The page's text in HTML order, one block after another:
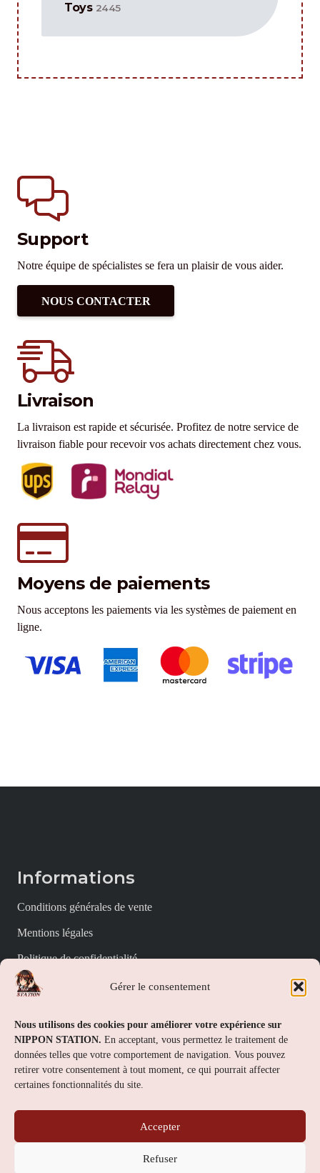
Gérer le consentement
Nous utilisons des cookies pour améliorer votre expérience sur
NIPPON STATION. En acceptant, vous permettez le traitement de
données telles que votre comportement de navigation. Vous pouvez
retirer votre consentement à tout moment, ce qui pourrait affecter
certaines fonctionnalités du site.
Accepter
Refuser
Toys 2445
Support
Notre équipe de spécialistes se fera un plaisir de vous aider.
NOUS CONTACTER
Livraison
La livraison est rapide et sécurisée. Profitez de notre service de
livraison fiable pour recevoir vos achats directement chez vous.
Moyens de paiements
Nous acceptons les paiements via les systèmes de paiement en
ligne.
Informations
Conditions générales de vente
Mentions légales
Politique de confidentialité
Politique de cookies (UE)
Nippon Station
À propos
FAQs
Contact